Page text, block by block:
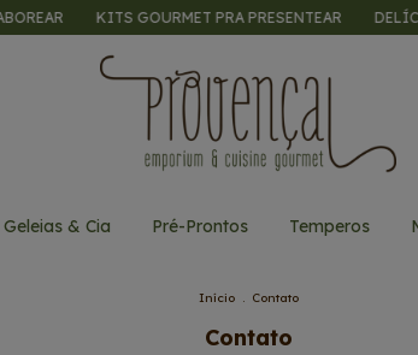
KITS GOURMET PRA PRESENTEAR
Geleias & Cia Pré-Prontos Temperos
Início . Contato
Contato